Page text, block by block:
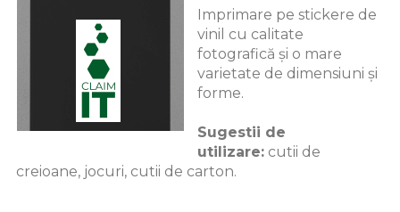
Imprimare pe stickere de
vinil cu calitate
fotografică și o mare
varietate de dimensiuni și
forme.
Sugestii de
utilizare:cutii de
creioane, jocuri, cutii de carton.